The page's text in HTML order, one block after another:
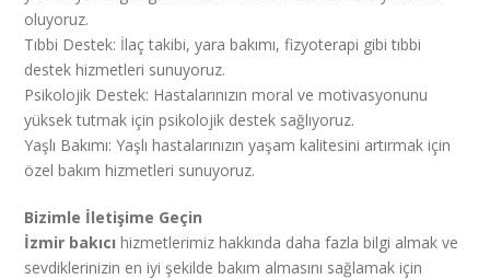
oluyoruz.
Tıbbi Destek: İlaç takibi, yara bakımı, fizyoterapi gibi tıbbi
destek hizmetleri sunuyoruz.
Psikolojik Destek: Hastalarınızın moral ve motivasyonunu
yüksek tutmak için psikolojik destek sağlıyoruz.
Yaşlı Bakımı: Yaşlı hastalarınızın yaşam kalitesini artırmak için
özel bakım hizmetleri sunuyoruz.
Bizimle İletişime Geçin
İzmir bakıcı hizmetlerimiz hakkında daha fazla bilgi almak ve
sevdiklerinizin en iyi şekilde bakım almasını sağlamak için